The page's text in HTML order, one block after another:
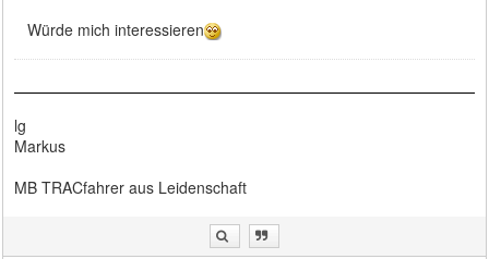
Würde mich interessieren
lg
Markus
MB TRACfahrer aus Leidenschaft